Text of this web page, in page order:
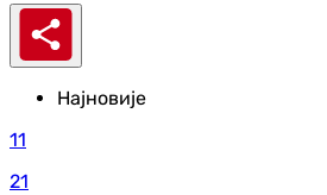
Најновије
11
21